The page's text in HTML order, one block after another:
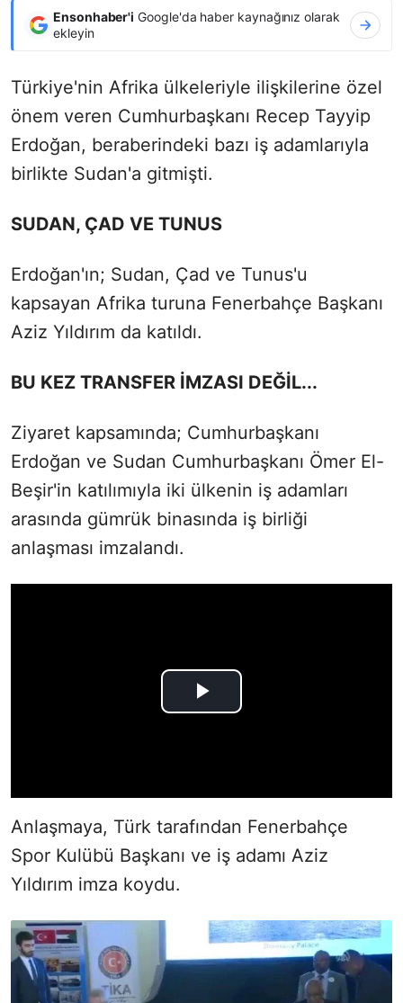
Ensonhaber'i Google'da haber kaynağınız olarak
ekleyin
Türkiye'nin Afrika ülkeleriyle ilişkilerine özel
önem veren Cumhurbaşkanı Recep Tayyip
Erdoğan, beraberindeki bazı iş adamlarıyla
birlikte Sudan'a gitmişti.
SUDAN, ÇAD VE TUNUS
Erdoğan'ın; Sudan, Çad ve Tunus'u
kapsayan Afrika turuna Fenerbahçe Başkanı
Aziz Yıldırım da katıldı.
BU KEZ TRANSFER İMZASI DEĞİL...
Ziyaret kapsamında; Cumhurbaşkanı
Erdoğan ve Sudan Cumhurbaşkanı Ömer El-
Beşir'in katılımıyla iki ülkenin iş adamları
arasında gümrük binasında iş birliği
anlaşması imzalandı.
Anlaşmaya, Türk tarafından Fenerbahçe
Spor Kulübü Başkanı ve iş adamı Aziz
Yıldırım imza koydu.